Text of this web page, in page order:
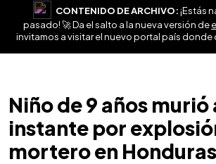
CONTENIDO DE ARCHIVO:¡Estás
pasado! 🚀 Da el salto a la nueva versión de
invitamos a visitar el nuevo portal país
Niño de 9 años murió
instante por
mortero en Honduras